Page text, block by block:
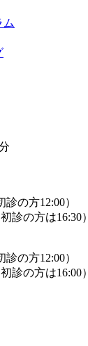
ム
の方12:00）
診の方は16:30）
の方12:00）
診の方は16:00）